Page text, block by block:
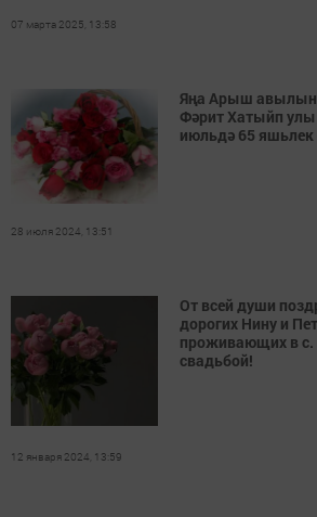
07 марта 2025, 13:58
Яңа Арыш
Фәрит Хатыйп
июльдә 65
28 июля 2024, 13:51
От всей души
дорогих Нину и
прожи­вающих в с.
свадьбой!
12 января 2024, 13:59